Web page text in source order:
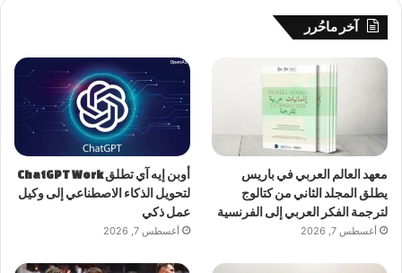
آخر ماحُرر
معهد العالم العربي في باريس
يطلق المجلد الثاني من كتالوج
لترجمة الفكر العربي إلى الفرنسية
أغسطس 7, 2026
أوبن إيه آي تطلق ChatGPT Work
لتحويل الذكاء الاصطناعي إلى وكيل
عمل ذكي
أغسطس 7, 2026